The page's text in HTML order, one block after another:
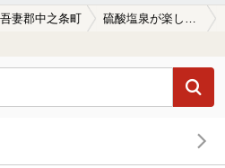
吾妻郡中之条町 硫酸塩泉が楽しめる吾妻郡中之条町の温泉、日帰り温泉、スーパー銭湯おすすめ